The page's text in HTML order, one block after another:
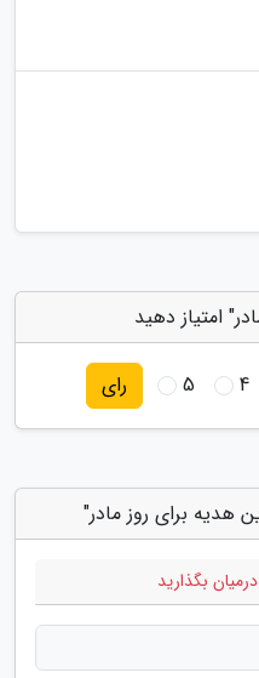
امتیاز دهید
4
5 رای
هدیه برای روز مادر"
بگذارید